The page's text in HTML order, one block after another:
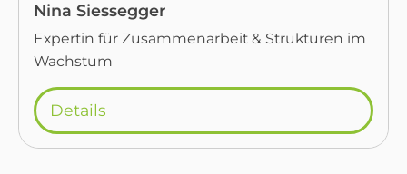
Nina Siessegger
Expertin für Zusammenarbeit & Strukturen im
Wachstum
Details